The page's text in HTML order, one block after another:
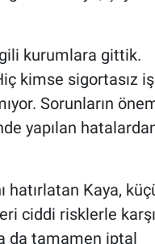
kurumlara gittik.
kimse sigortasız
Sorunların
yapılan
hatırlatan Kaya,
ciddi risklerle karşı
da tamamen iptal